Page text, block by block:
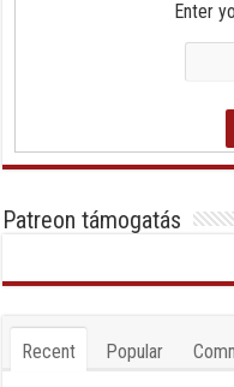
Enter
Patreon támogatás
Recent Popular